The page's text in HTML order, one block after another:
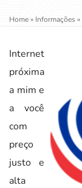
Home» Informações»
Internet
próxima
a mim e
a você
com
preço
justo e
alta